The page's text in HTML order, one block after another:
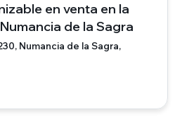
en venta en la
de la Sagra
Numancia de la Sagra,